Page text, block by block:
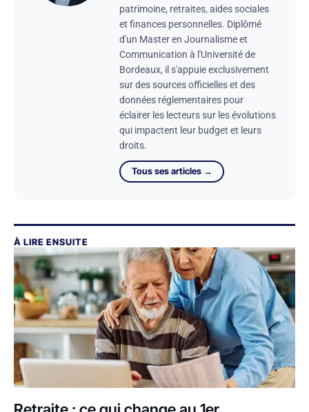
patrimoine, retraites, aides sociales
et finances personnelles. Diplômé
d'un Master en Journalisme et
Communication à l'Université de
Bordeaux, il s'appuie exclusivement
sur des sources officielles et des
données réglementaires pour
éclairer les lecteurs sur les évolutions
qui impactent leur budget et leurs
droits.
Tous ses articles →
À LIRE ENSUITE